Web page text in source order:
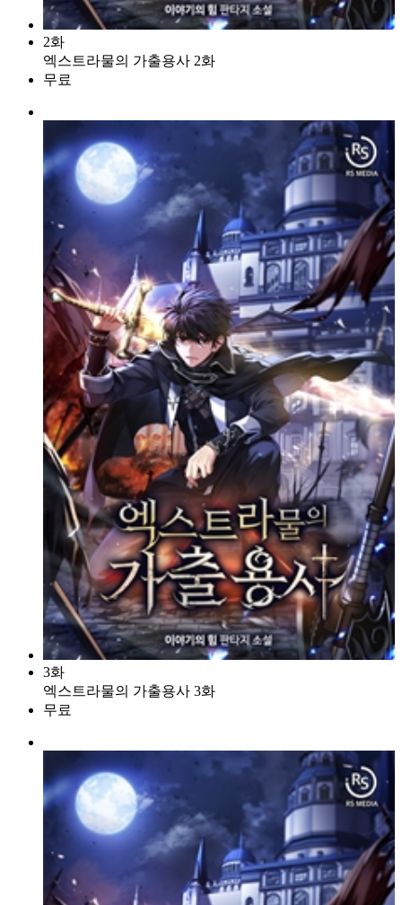
2화
엑스트라물의 가출용사 2화
무료
3화
엑스트라물의 가출용사 3화
무료